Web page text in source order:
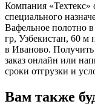
Компания «Техтекс»
специального
Вафельное полотно
гр, Узбекистан, 60 м
в Иваново.
заказ онлайн или
сроки отгрузки и
Вам также